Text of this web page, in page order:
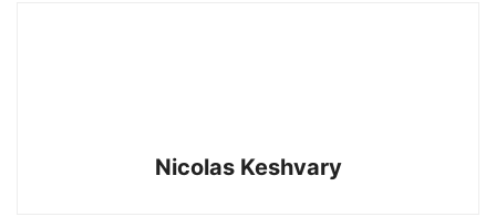
Nicolas Keshvary